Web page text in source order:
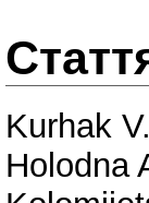
Kurhak
Holodna